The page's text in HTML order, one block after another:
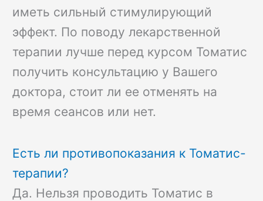
иметь сильный стимулирующий
эффект. По поводу лекарственной
терапии лучше перед курсом Томатис
получить консультацию у Вашего
доктора, стоит ли ее отменять на
время сеансов или нет.
Есть ли противопоказания к Томатис-
терапии?
Да. Нельзя проводить Томатис в